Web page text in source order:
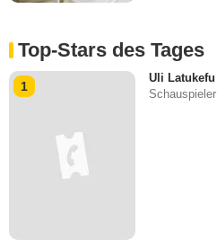
Top-Stars des Tages
1
Uli Latukefu
Schauspieler